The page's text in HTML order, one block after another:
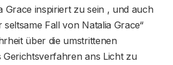
Grace inspiriert zu sein , und auch
seltsame Fall von Natalia Grace“
über die umstrittenen
Gerichtsverfahren ans Licht zu